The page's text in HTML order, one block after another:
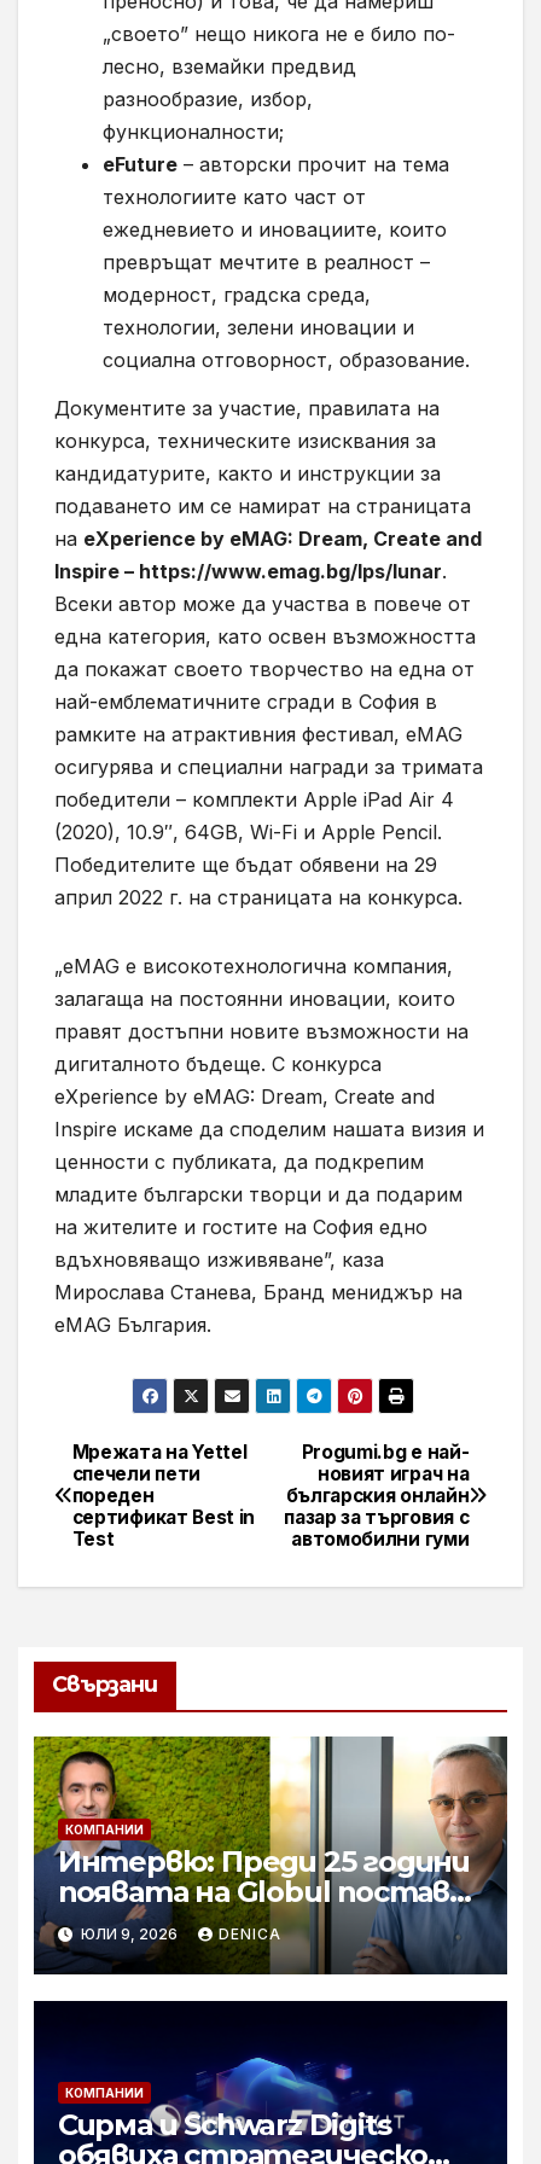
„своето” нещо никога не е било по-
лесно, вземайки предвид
разнообразие, избор,
функционалности;
eFuture – авторски прочит на тема
технологиите като част от
ежедневието и иновациите, които
превръщат мечтите в реалност –
модерност, градска среда,
технологии, зелени иновации и
социална отговорност, образование.
Документите за участие, правилата на
конкурса, техническите изисквания за
кандидатурите, както и инструкции за
подаването им се намират на страницата
на eXperience by eMAG: Dream, Create and
Inspire – https://www.emag.bg/lps/lunar.
Всеки автор може да участва в повече от
една категория, като освен възможността
да покажат своето творчество на една от
най-емблематичните сгради в София в
рамките на атрактивния фестивал, eMAG
осигурява и специални награди за тримата
победители – комплекти Apple iPad Air 4
(2020), 10.9″, 64GB, Wi-Fi и Apple Pencil.
Победителите ще бъдат обявени на 29
април 2022 г. на страницата на конкурса.
„eMAG е високотехнологична компания,
залагаща на постоянни иновации, които
правят достъпни новите възможности на
дигиталното бъдеще. С конкурса
eXperience by eMAG: Dream, Create and
Inspire искаме да споделим нашата визия и
ценности с публиката, да подкрепим
младите български творци и да подарим
на жителите и гостите на София едно
вдъхновяващо изживяване”, каза
Мирослава Станева, Бранд мениджър на
eMAG България.
Навигация
Progumi.bg е най-
новият играч на
българския онлайн
пазар за търговия с
автомобилни гуми
Мрежата на Yettel
спечели пети
пореден
сертификат Best in
Test
Свързани
КОМПАНИИ
Интервю: Преди 25 години
появата на Globul постави
началото на реалната
конкуренция в сектора
ЮЛИ 9, 2026 DENICA
КОМПАНИИ
Сирма и Schwarz Digits
обявиха стратегическо